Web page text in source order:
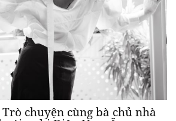
chuyện cùng bà chủ nhà